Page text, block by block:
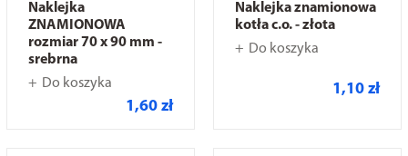
Naklejka
ZNAMIONOWA
rozmiar 70 x 90 mm -
srebrna
Do koszyka
1,60 zł
Naklejka znamionowa
kotła c.o. - złota
Do koszyka
1,10 zł